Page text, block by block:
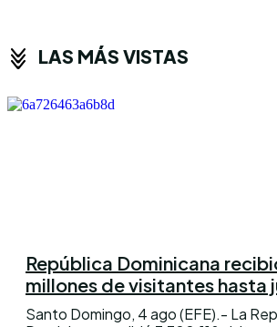
LAS MÁS VISTAS
República Dominicana
millones de visitantes hasta
Santo Domingo, 4 ago (EFE).- La